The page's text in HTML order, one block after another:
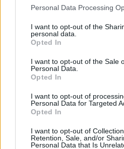
Personal Data Processing
I want to opt-out of the
personal data.
Opted In
I want to opt-out of the Sale
Personal Data.
Opted In
I want to opt-out of
Personal Data for Targeted
Opted In
I want to opt-out of
Retention, Sale, and/or
Personal Data that Is
Oktatás és nevelés
szabadidőmben írok. Szeretek
mögött. Néha meséket is írok,
cikkeket és apró